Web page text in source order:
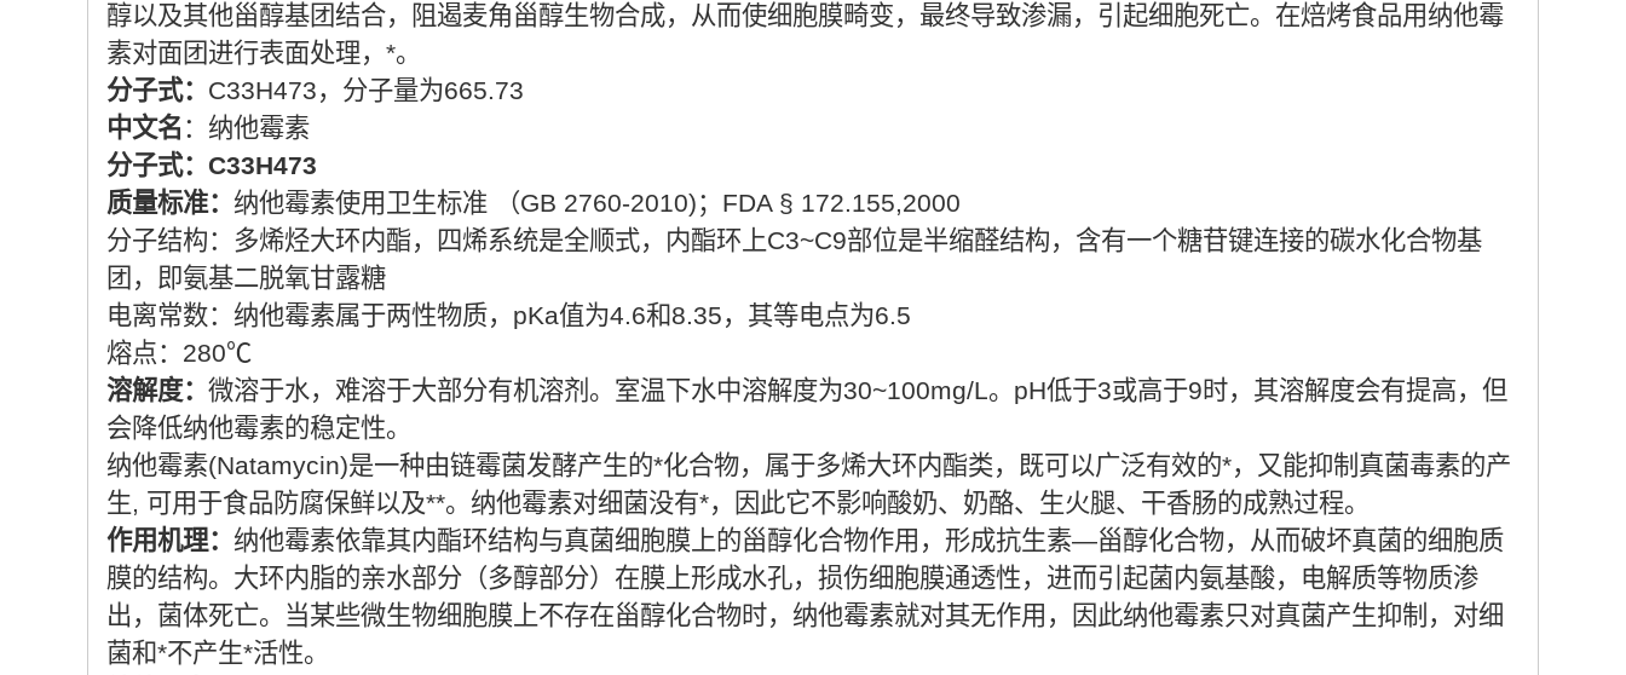
醇以及其他甾醇基团结合，阻遏麦角甾醇生物合成，从而使细胞膜畸变，最终导致渗漏，引起细胞死亡。在焙烤食品用纳他霉
素对面团进行表面处理，*。
分子式： C33H473，分子量为665.73
中文名 ：纳他霉素
分子式：C33H473
质量标准： 纳他霉素使用卫生标准 （GB 2760-2010)；FDA § 172.155,2000
分子结构：多烯烃大环内酯，四烯系统是全顺式，内酯环上C3~C9部位是半缩醛结构，含有一个糖苷键连接的碳水化合物基
团，即氨基二脱氧甘露糖
电离常数：纳他霉素属于两性物质，pKa值为4.6和8.35，其等电点为6.5
熔点：280℃
溶解度： 微溶于水，难溶于大部分有机溶剂。室温下水中溶解度为30~100mg/L。pH低于3或高于9时，其溶解度会有提高，但
会降低纳他霉素的稳定性。
纳他霉素(Natamycin)是一种由链霉菌发酵产生的*化合物，属于多烯大环内酯类，既可以广泛有效的*，又能抑制真菌毒素的产
生, 可用于食品防腐保鲜以及**。纳他霉素对细菌没有*，因此它不影响酸奶、奶酪、生火腿、干香肠的成熟过程。
作用机理： 纳他霉素依靠其内酯环结构与真菌细胞膜上的甾醇化合物作用，形成抗生素—甾醇化合物，从而破坏真菌的细胞质
膜的结构。大环内脂的亲水部分（多醇部分）在膜上形成水孔，损伤细胞膜通透性，进而引起菌内氨基酸，电解质等物质渗
出，菌体死亡。当某些微生物细胞膜上不存在甾醇化合物时，纳他霉素就对其无作用，因此纳他霉素只对真菌产生抑制，对细
菌和*不产生*活性。